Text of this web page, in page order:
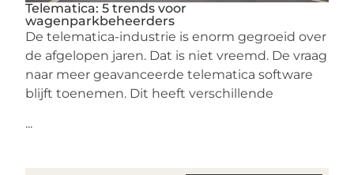
Telematica: 5 trends voor
wagenparkbeheerders
De telematica-industrie is enorm gegroeid over
de afgelopen jaren. Dat is niet vreemd. De vraag
naar meer geavanceerde telematica software
blijft toenemen. Dit heeft verschillende
...